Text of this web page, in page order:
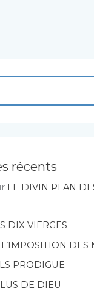
récents
LE DIVIN PLAN
DIX VIERGES
L’IMPOSITION DES
PRODIGUE
DE DIEU